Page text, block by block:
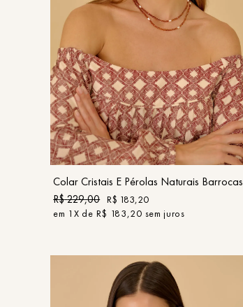
UN
COMPRAR
Colar Cristais E Pérolas Naturais Barrocas
R$229,00 R$ 183,20
em 1X de R$ 183,20 sem juros